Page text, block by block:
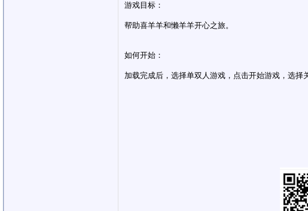
游戏目标：
帮助喜羊羊和懒羊羊开心之旅。
如何开始：
加载完成后，选择单双人游戏，点击开始游戏，选择